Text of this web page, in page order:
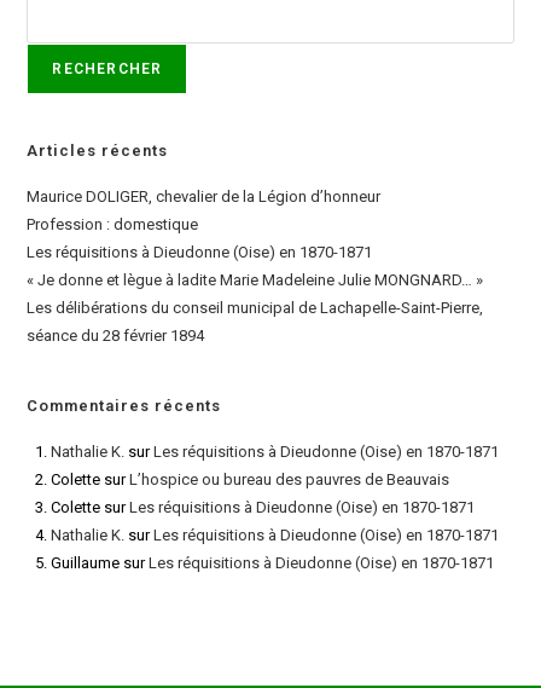
RECHERCHER
Articles récents
Maurice DOLIGER, chevalier de la Légion d’honneur
Profession : domestique
Les réquisitions à Dieudonne (Oise) en 1870-1871
« Je donne et lègue à ladite Marie Madeleine Julie MONGNARD… »
Les délibérations du conseil municipal de Lachapelle-Saint-Pierre,
séance du 28 février 1894
Commentaires récents
Nathalie K. surLes réquisitions à Dieudonne (Oise) en 1870-1871
Colette surL’hospice ou bureau des pauvres de Beauvais
Colette surLes réquisitions à Dieudonne (Oise) en 1870-1871
Nathalie K. surLes réquisitions à Dieudonne (Oise) en 1870-1871
Guillaume surLes réquisitions à Dieudonne (Oise) en 1870-1871